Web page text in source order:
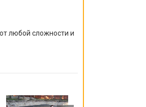
любой сложности и